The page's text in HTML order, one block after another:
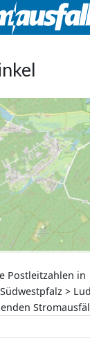
Postleitzahlen in
>